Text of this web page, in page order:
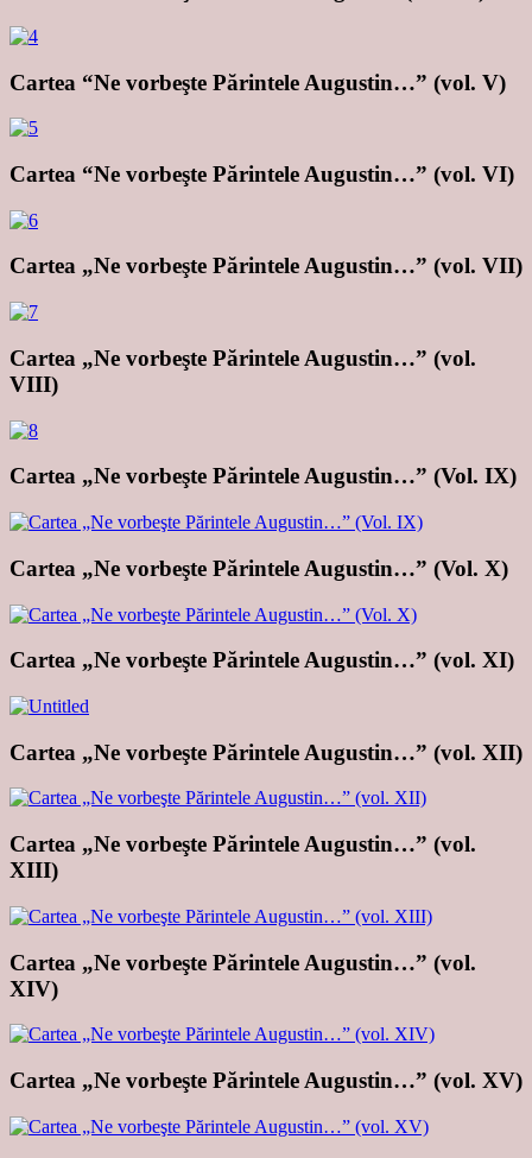
Cartea “Ne vorbeşte Părintele Augustin…” (vol. V)
Cartea “Ne vorbeşte Părintele Augustin…” (vol. VI)
Cartea „Ne vorbeşte Părintele Augustin…” (vol. VII)
Cartea „Ne vorbeşte Părintele Augustin…” (vol.
VIII)
Cartea „Ne vorbeşte Părintele Augustin…” (Vol. IX)
Cartea „Ne vorbeşte Părintele Augustin…” (Vol. X)
Cartea „Ne vorbeşte Părintele Augustin…” (vol. XI)
Cartea „Ne vorbeşte Părintele Augustin…” (vol. XII)
Cartea „Ne vorbeşte Părintele Augustin…” (vol.
XIII)
Cartea „Ne vorbeşte Părintele Augustin…” (vol.
XIV)
Cartea „Ne vorbeşte Părintele Augustin…” (vol. XV)